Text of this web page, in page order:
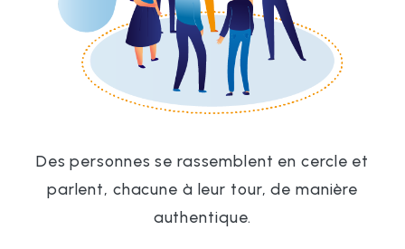
Des personnes se rassemblent en cercle et
parlent, chacune à leur tour, de manière
authentique.